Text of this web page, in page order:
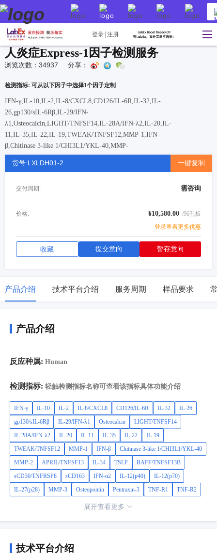
登录 注册
人炎症Express-1因子检测服务
浏览次数：34937 分享：
检测指标: 可从以下因子中选择1个因子定制
IFN-γ,IL-10,IL-2,IL-8/CXCL8,CD126/IL-6R,IL-32,IL-
26,gp130/sIL-6Rβ,IL-29/IFN-
λ1,Osteocalcin,LIGHT/TNFSF14,IL-28A/IFN-λ2,IL-20,IL-
11,IL-35,IL-22,IL-19,TWEAK/TNFSF12,MMP-1,IFN-
β,Chitinase 3-like 1/CHI3L1/YKL-40,MMP-
2,APRIL/TNFSF13,IL-
34,TSLP,BAFF/TNFSF13B,sCD30/TNFRSF8,sCD163,IFN-
3,Osteopontin,Pentraxin-3,TNF-R1,TNF-R2
货号:LXLDH01-2 一键复制
交付周期: 需咨询
价格: ¥10,580.00 /96孔板
登录查看更多优惠
收藏 提交意向 暂存意向
产品介绍 技术平台介绍 服务周期 样品要求
产品介绍
反应种属: Human
检测指标: 轻触检测指标名称可查看该指标具体功能介绍
IFN-γ IL-10 IL-2 IL-8/CXCL8 CD126/IL-6R IL-32
IL-26
gp130/sIL-6Rβ
IL-29/IFN-λ1 Osteocalcin
LIGHT/TNFSF14
IL-28A/IFN-λ2
IL-20 IL-11 IL-35 IL-22
IL-19
TWEAK/TNFSF12
MMP-1 IFN-β
Chitinase 3-like 1/CHI3L1/YKL-40
MMP-2
APRIL/TNFSF13 IL-34 TSLP
BAFF/TNFSF13B
sCD30/TNFRSF8
sCD163 IFN-α2 IL-12(p40)
IL-12(p70)
IL-27(p28)
MMP-3 Osteopontin Pentraxin-3 TNF-R1 TNF-R2
展开查看更多
技术平台介绍